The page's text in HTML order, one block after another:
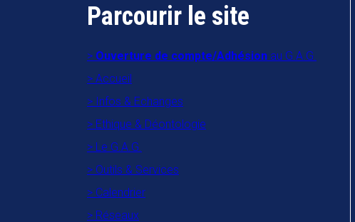
Parcourir le site
Ouverture de compte/Adhésion au G.A.G.
Accueil
Infos & Echanges
Ethique & Déontologie
Le G.A.G.
Outils & Services
Calendrier
Réseaux